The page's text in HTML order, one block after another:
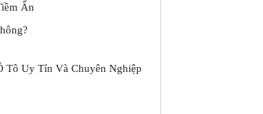
Ẩn
Tô Uy Tín Và Chuyên Nghiệp